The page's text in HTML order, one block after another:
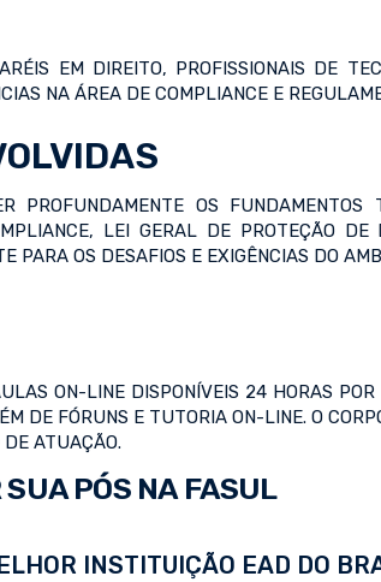
EM DIREITO, PROFISSIONAIS DE
NA ÁREA DE COMPLIANCE E
OS FUNDAMENTOS
LEI GERAL DE PROTEÇÃO
PARA OS DESAFIOS E EXIGÊNCIAS DO
ON-LINE DISPONÍVEIS 24 HORAS
DE FÓRUNS E TUTORIA ON-LINE. O
ATUAÇÃO.
SUA PÓS NA FASUL
INSTITUIÇÃO EAD DO